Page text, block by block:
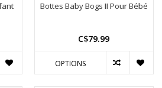
Bottes Baby Bogs II Pour Bébé
C$79.99
OPTIONS